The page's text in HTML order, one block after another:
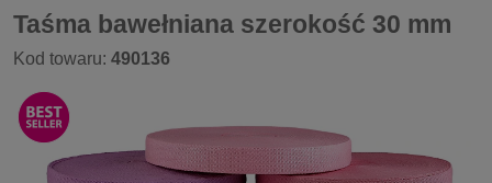
Taśma bawełniana szerokość 30 mm
Kod towaru: 490136